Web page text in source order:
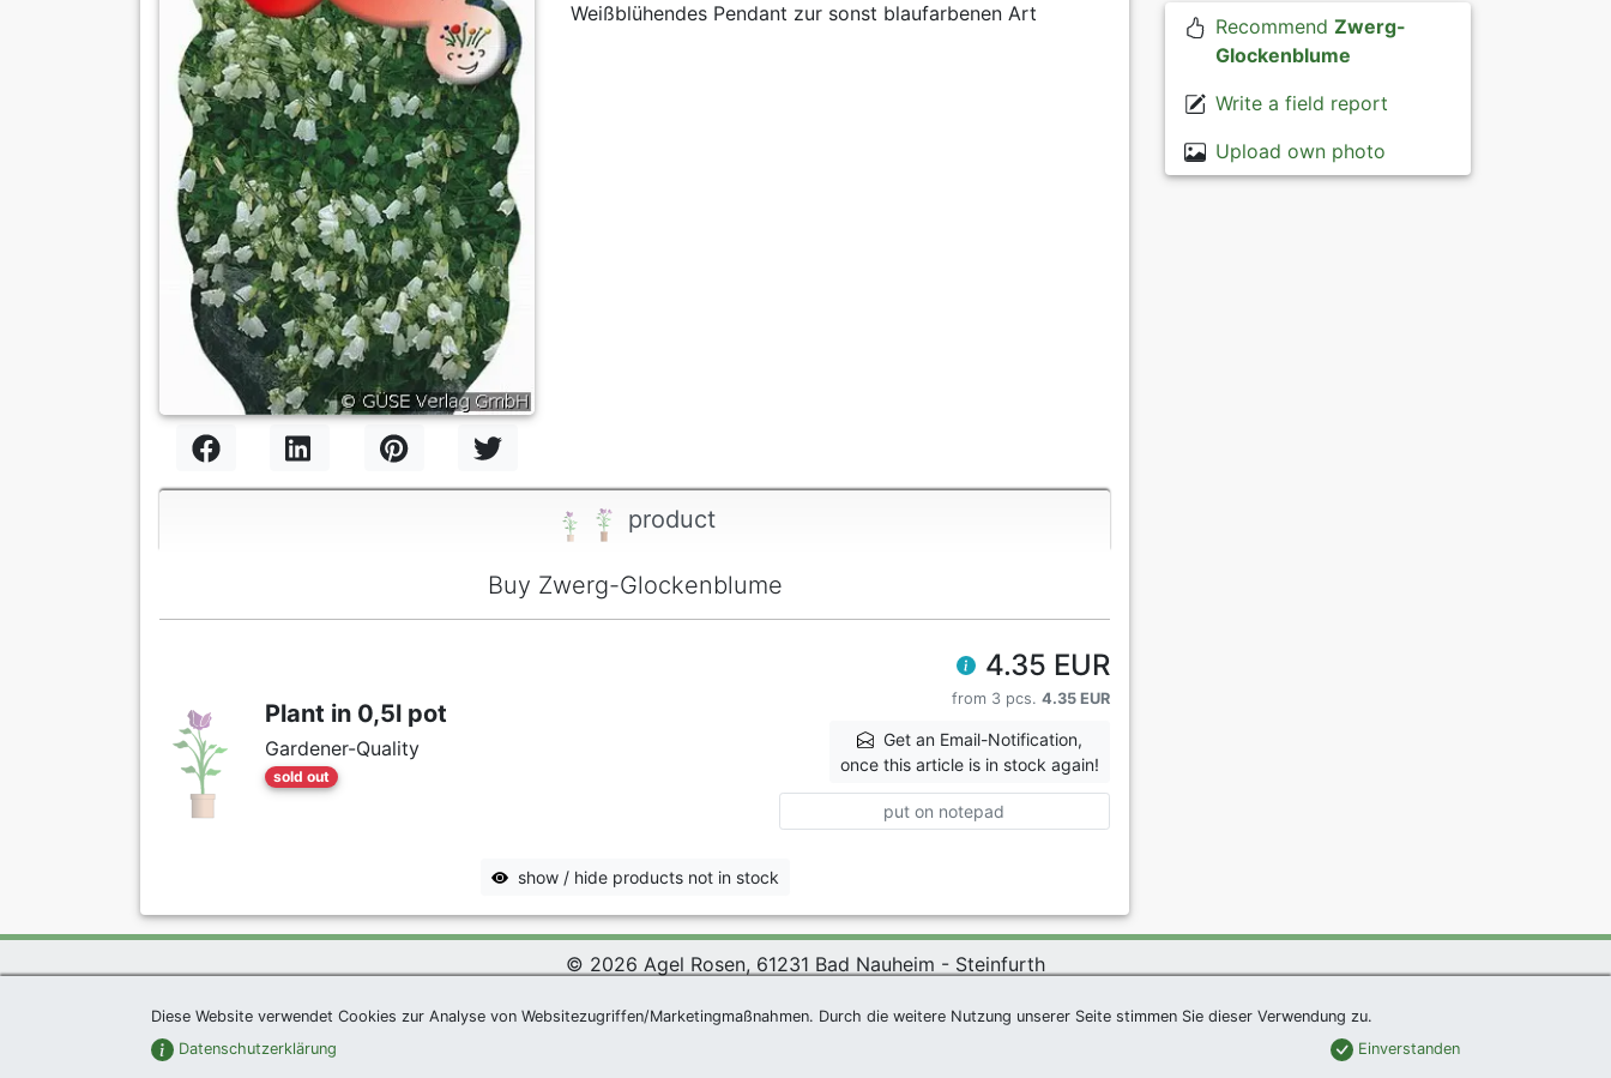
Weißblühendes Pendant zur sonst blaufarbenen Art
product
Buy Zwerg-Glockenblume
Plant in 0,5l pot
Gardener-Quality
sold out
4.35 EUR
from 3 pcs. 4.35 EUR
Get an Email-Notification,
once this article is in stock again!
put on notepad
show / hide products not in stock
Recommend Zwerg-
Glockenblume
Write a field report
Upload own photo
© 2026 Agel Rosen, 61231 Bad Nauheim - Steinfurth
Diese Website verwendet Cookies zur Analyse von Websitezugriffen/Marketingmaßnahmen. Durch die weitere Nutzung unserer Seite stimmen Sie dieser Verwendung zu.
Datenschutzerklärung
Einverstanden